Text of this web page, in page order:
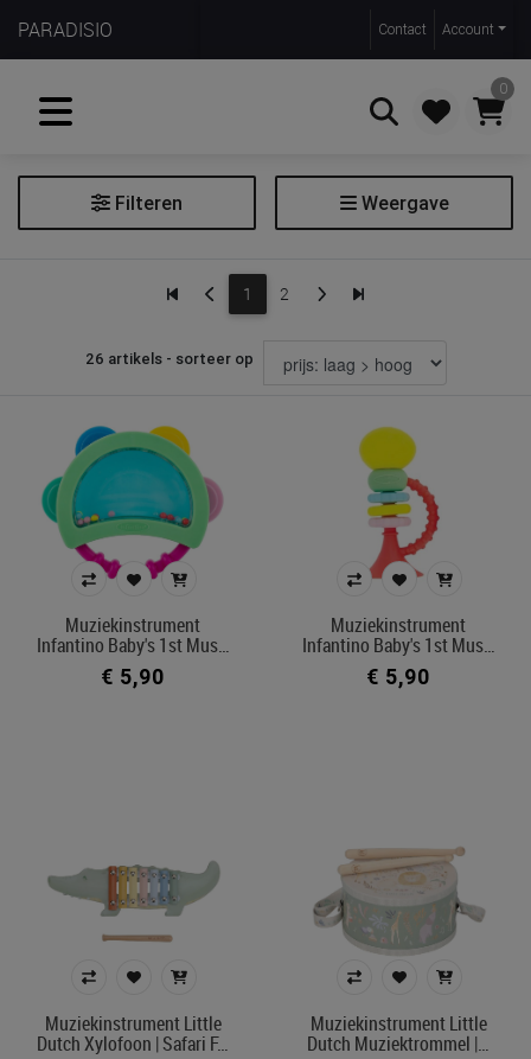
PARADISIO Contact Account
0
Zoeken
Filteren Weergave
Extra filters
Filter muziekinstrument
Soort
muziekinstrument
muziekdoos
Kleur
Belgisch product
1 2
26 artikels - sorteer op
Muziekinstrument
Infantino Baby's 1st Mus…
€ 5,90
Muziekinstrument
Infantino Baby's 1st Mus…
€ 5,90
Muziekinstrument Little
Dutch Xylofoon | Safari F…
Muziekinstrument Little
Dutch Muziektrommel |…